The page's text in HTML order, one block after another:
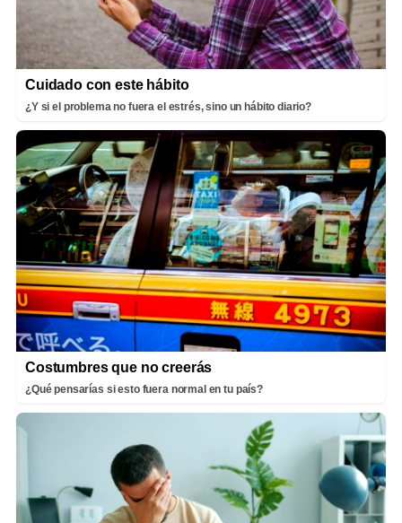
Cuidado con este hábito
¿Y si el problema no fuera el estrés, sino un hábito diario?
Costumbres que no creerás
¿Qué pensarías si esto fuera normal en tu país?